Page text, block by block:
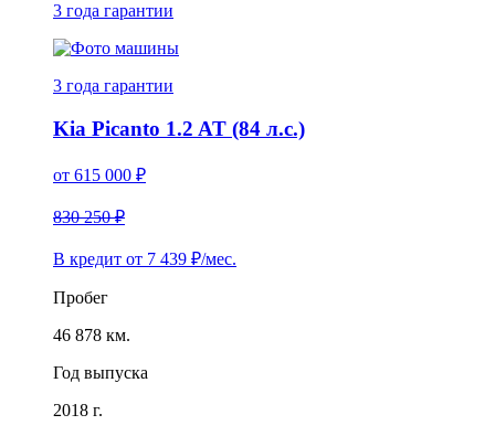
3 года гарантии
3 года гарантии
Kia Picanto 1.2 AT (84 л.с.)
от 615 000 ₽
830 250 ₽
В кредит от 7 439 ₽/мес.
Пробег
46 878 км.
Год выпуска
2018 г.